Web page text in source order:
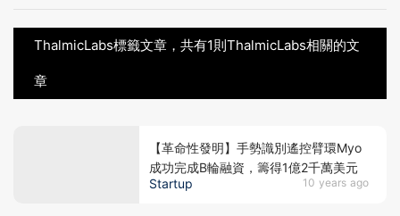
ThalmicLabs標籤文章，共有1則ThalmicLabs相關的文
章
Startup 10 years ago
【革命性發明】手勢識別遙控臂環Myo
成功完成B輪融資，籌得1億2千萬美元